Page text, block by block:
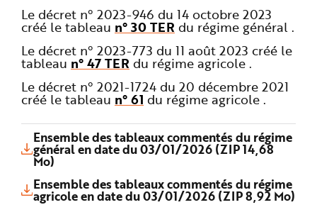
Le décret n° 2023-946 du 14 octobre 2023
créé le tableau n° 30 TER du régime général .
Le décret n° 2023-773 du 11 août 2023 créé le
tableau n° 47 TER du régime agricole .
Le décret n° 2021-1724 du 20 décembre 2021
créé le tableau n° 61 du régime agricole .
Ensemble des tableaux commentés du régime
général en date du 03/01/2026 (ZIP 14,68
Mo)
Ensemble des tableaux commentés du régime
agricole en date du 03/01/2026 (ZIP 8,92 Mo)